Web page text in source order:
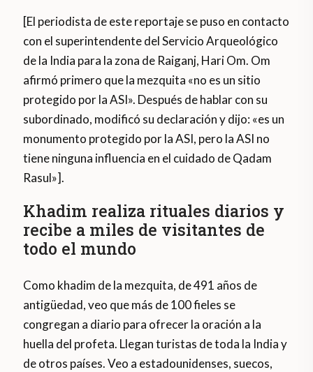
[El periodista de este reportaje se puso en contacto
con el superintendente del Servicio Arqueológico
de la India para la zona de Raiganj, Hari Om. Om
afirmó primero que la mezquita «no es un sitio
protegido por la ASI». Después de hablar con su
subordinado, modificó su declaración y dijo: «es un
monumento protegido por la ASI, pero la ASI no
tiene ninguna influencia en el cuidado de Qadam
Rasul»].
Khadim realiza rituales diarios y
recibe a miles de visitantes de
todo el mundo
Como khadim de la mezquita, de 491 años de
antigüedad, veo que más de 100 fieles se
congregan a diario para ofrecer la oración a la
huella del profeta. Llegan turistas de toda la India y
de otros países. Veo a estadounidenses, suecos,